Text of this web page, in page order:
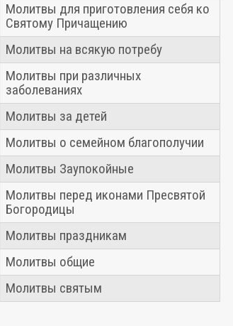
Молитвы для приготовления себя ко
Святому Причащению
Молитвы на всякую потребу
Молитвы при различных
заболеваниях
Молитвы за детей
Молитвы о семейном благополучии
Молитвы Заупокойные
Молитвы перед иконами Пресвятой
Богородицы
Молитвы праздникам
Молитвы общие
Молитвы святым